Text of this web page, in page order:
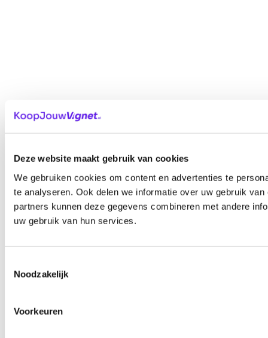
Deze website maakt gebruik van cookies
We gebruiken cookies om content en advertenties te
te analyseren. Ook delen we informatie over uw gebruik
partners kunnen deze gegevens combineren met andere
uw gebruik van hun services.
Noodzakelijk
Voorkeuren